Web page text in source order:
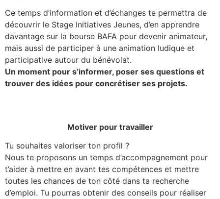
Ce temps d’information et d’échanges te permettra de
découvrir le Stage Initiatives Jeunes, d’en apprendre
davantage sur la bourse BAFA pour devenir animateur,
mais aussi de participer à une animation ludique et
participative autour du bénévolat.
Un moment pour s’informer, poser ses questions et
trouver des idées pour concrétiser ses projets.
Motiver pour travailler
Tu souhaites valoriser ton profil ?
Nous te proposons un temps d’accompagnement pour
t’aider à mettre en avant tes compétences et mettre
toutes les chances de ton côté dans ta recherche
d’emploi. Tu pourras obtenir des conseils pour réaliser